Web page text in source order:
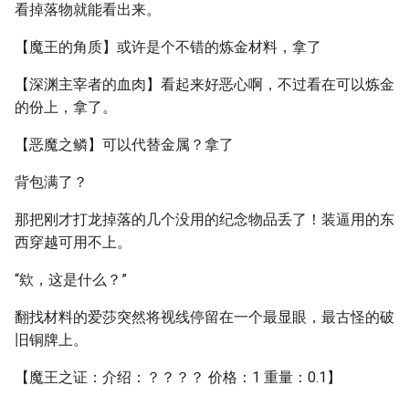
看掉落物就能看出来。
【魔王的角质】或许是个不错的炼金材料，拿了
【深渊主宰者的血肉】看起来好恶心啊，不过看在可以炼金
的份上，拿了。
【恶魔之鳞】可以代替金属？拿了
背包满了？
那把刚才打龙掉落的几个没用的纪念物品丢了！装逼用的东
西穿越可用不上。
“欸，这是什么？”
翻找材料的爱莎突然将视线停留在一个最显眼，最古怪的破
旧铜牌上。
【魔王之证：介绍：？？？？ 价格：1 重量：0.1】